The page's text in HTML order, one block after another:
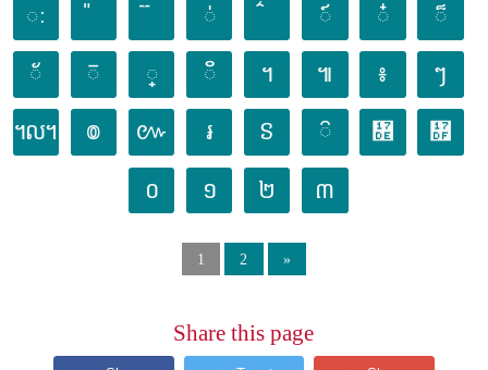
ៈ ់ ៍ ៎ ៏
័ ៑ ្ ៓ ។ ៕ ៖ ៗ
៘ ៙ ៚ ៛ ៜ ៝ ៞ ៟
០ ១ ២ ៣
1 2 »
Share this page